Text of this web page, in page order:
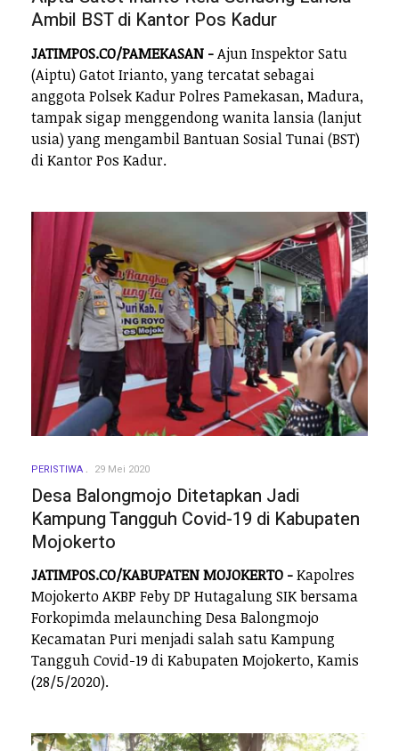
Ambil BST di Kantor Pos Kadur
JATIMPOS.CO/PAMEKASAN -Ajun Inspektor Satu
(Aiptu) Gatot Irianto, yang tercatat sebagai
anggota Polsek Kadur Polres Pamekasan, Madura,
tampak sigap menggendong wanita lansia (lanjut
usia) yang mengambil Bantuan Sosial Tunai (BST)
di Kantor Pos Kadur.
PERISTIWA 29 Mei 2020
Desa Balongmojo Ditetapkan Jadi
Kampung Tangguh Covid-19 di Kabupaten
Mojokerto
JATIMPOS.CO/KABUPATEN MOJOKERTO -Kapolres
Mojokerto AKBP Feby DP Hutagalung SIK bersama
Forkopimda melaunching Desa Balongmojo
Kecamatan Puri menjadi salah satu Kampung
Tangguh Covid-19 di Kabupaten Mojokerto, Kamis
(28/5/2020).